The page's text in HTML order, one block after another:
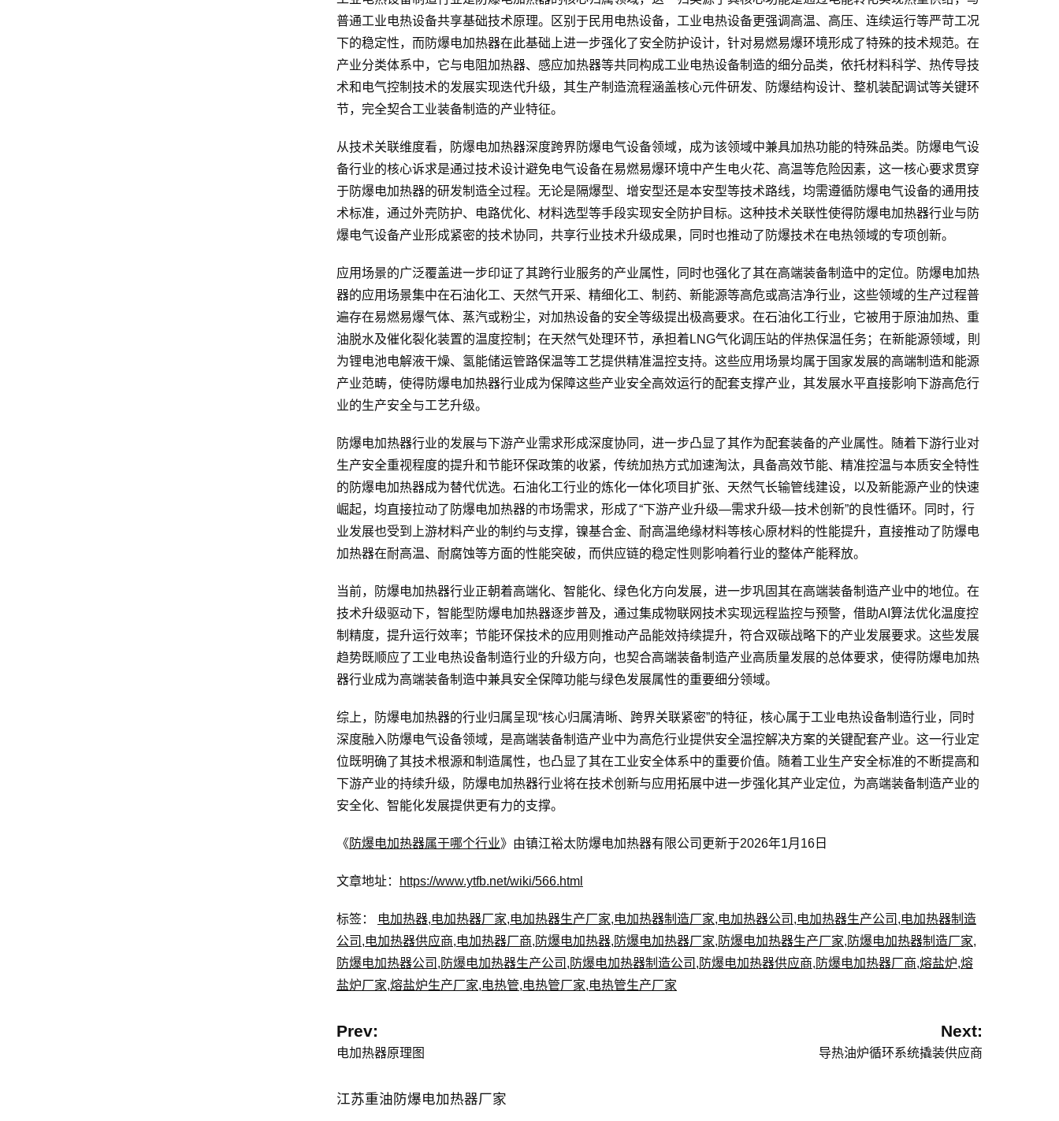
普通工业电热设备共享基础技术原理。区别于民用电热设备，工业电热设备更强调高温、高压、连续运行等严苛工况
下的稳定性，而防爆电加热器在此基础上进一步强化了安全防护设计，针对易燃易爆环境形成了特殊的技术规范。在
产业分类体系中，它与电阻加热器、感应加热器等共同构成工业电热设备制造的细分品类，依托材料科学、热传导技
术和电气控制技术的发展实现迭代升级，其生产制造流程涵盖核心元件研发、防爆结构设计、整机装配调试等关键环
节，完全契合工业装备制造的产业特征。
从技术关联维度看，防爆电加热器深度跨界防爆电气设备领域，成为该领域中兼具加热功能的特殊品类。防爆电气设
备行业的核心诉求是通过技术设计避免电气设备在易燃易爆环境中产生电火花、高温等危险因素，这一核心要求贯穿
于防爆电加热器的研发制造全过程。无论是隔爆型、增安型还是本安型等技术路线，均需遵循防爆电气设备的通用技
术标准，通过外壳防护、电路优化、材料选型等手段实现安全防护目标。这种技术关联性使得防爆电加热器行业与防
爆电气设备产业形成紧密的技术协同，共享行业技术升级成果，同时也推动了防爆技术在电热领域的专项创新。
应用场景的广泛覆盖进一步印证了其跨行业服务的产业属性，同时也强化了其在高端装备制造中的定位。防爆电加热
器的应用场景集中在石油化工、天然气开采、精细化工、制药、新能源等高危或高洁净行业，这些领域的生产过程普
遍存在易燃易爆气体、蒸汽或粉尘，对加热设备的安全等级提出极高要求。在石油化工行业，它被用于原油加热、重
油脱水及催化裂化装置的温度控制；在天然气处理环节，承担着LNG气化调压站的伴热保温任务；在新能源领域，則
为锂电池电解液干燥、氢能储运管路保温等工艺提供精准温控支持。这些应用场景均属于国家发展的高端制造和能源
产业范畴，使得防爆电加热器行业成为保障这些产业安全高效运行的配套支撑产业，其发展水平直接影响下游高危行
业的生产安全与工艺升级。
防爆电加热器行业的发展与下游产业需求形成深度协同，进一步凸显了其作为配套装备的产业属性。随着下游行业对
生产安全重视程度的提升和节能环保政策的收紧，传统加热方式加速淘汰，具备高效节能、精准控温与本质安全特性
的防爆电加热器成为替代优选。石油化工行业的炼化一体化项目扩张、天然气长输管线建设，以及新能源产业的快速
崛起，均直接拉动了防爆电加热器的市场需求，形成了“下游产业升级—需求升级—技术创新”的良性循环。同时，行
业发展也受到上游材料产业的制约与支撑，镍基合金、耐高温绝缘材料等核心原材料的性能提升，直接推动了防爆电
加热器在耐高温、耐腐蚀等方面的性能突破，而供应链的稳定性则影响着行业的整体产能释放。
当前，防爆电加热器行业正朝着高端化、智能化、绿色化方向发展，进一步巩固其在高端装备制造产业中的地位。在
技术升级驱动下，智能型防爆电加热器逐步普及，通过集成物联网技术实现远程监控与预警，借助AI算法优化温度控
制精度，提升运行效率；节能环保技术的应用则推动产品能效持续提升，符合双碳战略下的产业发展要求。这些发展
趋势既顺应了工业电热设备制造行业的升级方向，也契合高端装备制造产业高质量发展的总体要求，使得防爆电加热
器行业成为高端装备制造中兼具安全保障功能与绿色发展属性的重要细分领域。
综上，防爆电加热器的行业归属呈现“核心归属清晰、跨界关联紧密”的特征，核心属于工业电热设备制造行业，同时
深度融入防爆电气设备领域，是高端装备制造产业中为高危行业提供安全温控解决方案的关键配套产业。这一行业定
位既明确了其技术根源和制造属性，也凸显了其在工业安全体系中的重要价值。随着工业生产安全标准的不断提高和
下游产业的持续升级，防爆电加热器行业将在技术创新与应用拓展中进一步强化其产业定位，为高端装备制造产业的
安全化、智能化发展提供更有力的支撑。
《 防爆电加热器属于哪个行业》由镇江裕太防爆电加热器有限公司更新于2026年1月16日
文章地址： https://www.ytfb.net/wiki/566.html
标签： 电加热器,电加热器厂家,电加热器生产厂家,电加热器制造厂家,电加热器公司 ,电加热器生产公司 ,电加热器制造
公司 ,电加热器供应商,电加热器厂商, 防爆电加热器, 防爆电加热器厂家, 防爆电加热器生产厂家, 防爆电加热器制造厂家,
防爆电加热器公司 , 防爆电加热器生产公司 , 防爆电加热器制造公司 , 防爆电加热器供应商, 防爆电加热器厂商,熔盐炉,熔
盐炉厂家,熔盐炉生产厂家,电热管,电热管厂家,电热管生产厂家
Prev:
电加热器原理图
Next:
导热油炉循环系统撬装供应商
江苏重油防爆电加热器厂家